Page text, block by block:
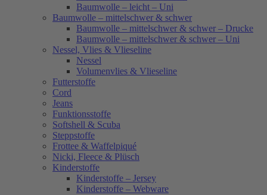
Baumwolle – leicht – Uni
Baumwolle – mittelschwer & schwer
Baumwolle – mittelschwer & schwer – Drucke
Baumwolle – mittelschwer & schwer – Uni
Nessel, Vlies & Vlieseline
Nessel
Volumenvlies & Vlieseline
Futterstoffe
Cord
Jeans
Funktionsstoffe
Softshell & Scuba
Steppstoffe
Frottee & Waffelpiqué
Nicki, Fleece & Plüsch
Kinderstoffe
Kinderstoffe – Jersey
Kinderstoffe – Webware